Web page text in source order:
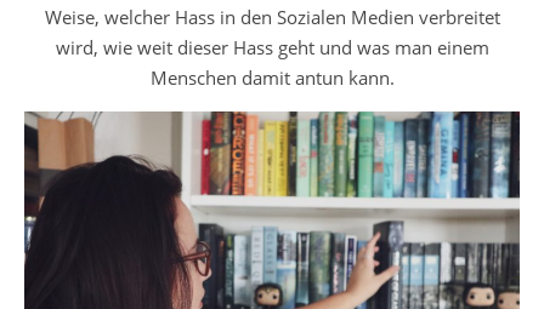
Weise, welcher Hass in den Sozialen Medien verbreitet
wird, wie weit dieser Hass geht und was man einem
Menschen damit antun kann.